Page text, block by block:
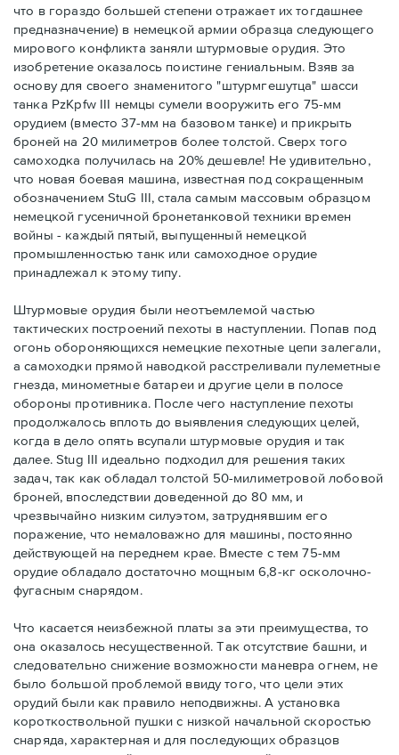
что в гораздо большей степени отражает их тогдашнее
предназначение) в немецкой армии образца следующего
мирового конфликта заняли штурмовые орудия. Это
изобретение оказалось поистине гениальным. Взяв за
основу для своего знаменитого "штурмгешутца" шасси
танка PzKpfw III немцы сумели вооружить его 75-мм
орудием (вместо 37-мм на базовом танке) и прикрыть
броней на 20 милиметров более толстой. Сверх того
самоходка получилась на 20% дешевле! Не удивительно,
что новая боевая машина, известная под сокращенным
обозначением StuG III, стала самым массовым образцом
немецкой гусеничной бронетанковой техники времен
войны - каждый пятый, выпущенный немецкой
промышленностью танк или самоходное орудие
принадлежал к этому типу.
Штурмовые орудия были неотъемлемой частью
тактических построений пехоты в наступлении. Попав под
огонь обороняющихся немецкие пехотные цепи залегали,
а самоходки прямой наводкой расстреливали пулеметные
гнезда, минометные батареи и другие цели в полосе
обороны противника. После чего наступление пехоты
продолжалось вплоть до выявления следующих целей,
когда в дело опять всупали штурмовые орудия и так
далее. Stug III идеально подходил для решения таких
задач, так как обладал толстой 50-милиметровой лобовой
броней, впоследствии доведенной до 80 мм, и
чрезвычайно низким силуэтом, затруднявшим его
поражение, что немаловажно для машины, постоянно
действующей на переднем крае. Вместе с тем 75-мм
орудие обладало достаточно мощным 6,8-кг осколочно-
фугасным снарядом.
Что касается неизбежной платы за эти преимущества, то
она оказалось несущественной. Так отсутствие башни, и
следовательно снижение возможности маневра огнем, не
было большой проблемой ввиду того, что цели этих
орудий были как правило неподвижны. А установка
короткоствольной пушки с низкой начальной скоростью
снаряда, характерная и для последующих образцов